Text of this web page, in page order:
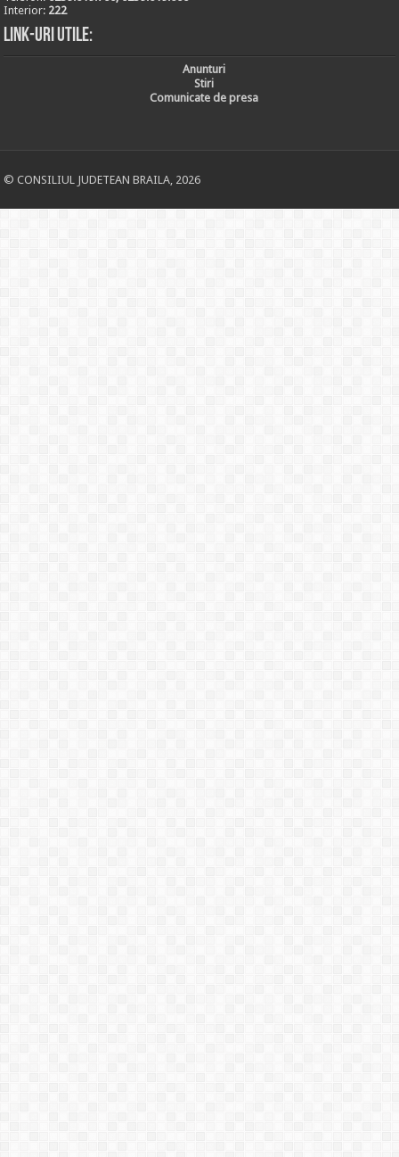
Interior: 222
Link-uri utile:
Anunturi
Stiri
Comunicate de presa
© CONSILIUL JUDETEAN BRAILA, 2026